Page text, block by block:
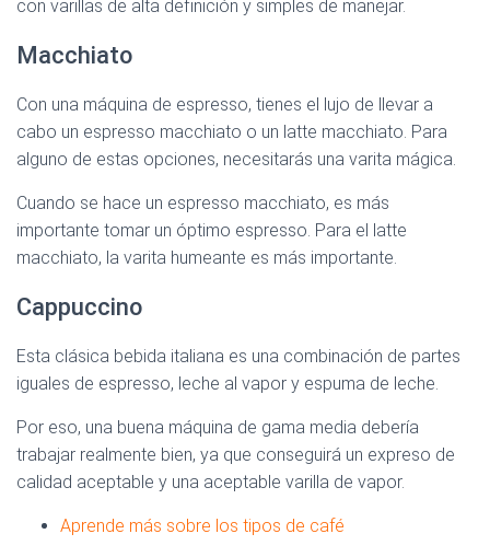
con varillas de alta definición y simples de manejar.
Macchiato
Con una máquina de espresso, tienes el lujo de llevar a
cabo un espresso macchiato o un latte macchiato. Para
alguno de estas opciones, necesitarás una varita mágica.
Cuando se hace un espresso macchiato, es más
importante tomar un óptimo espresso. Para el latte
macchiato, la varita humeante es más importante.
Cappuccino
Esta clásica bebida italiana es una combinación de partes
iguales de espresso, leche al vapor y espuma de leche.
Por eso, una buena máquina de gama media debería
trabajar realmente bien, ya que conseguirá un expreso de
calidad aceptable y una aceptable varilla de vapor.
Aprende más sobre los tipos de café